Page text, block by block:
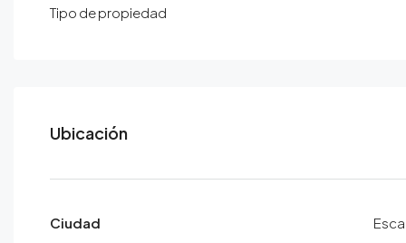
Tipo de propiedad
Ciudad